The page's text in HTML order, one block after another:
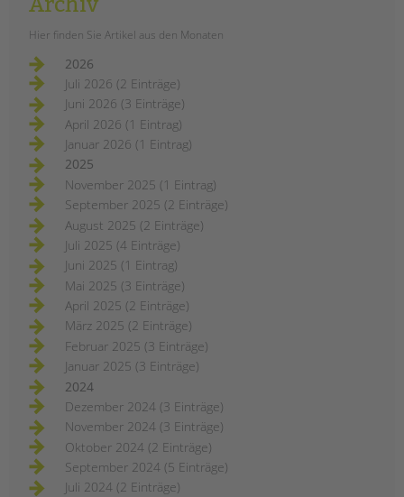
Hier finden Sie Artikel aus den Monaten
2026
Juli 2026 (2 Einträge)
Juni 2026 (3 Einträge)
April 2026 (1 Eintrag)
Januar 2026 (1 Eintrag)
2025
November 2025 (1 Eintrag)
September 2025 (2 Einträge)
August 2025 (2 Einträge)
Juli 2025 (4 Einträge)
Juni 2025 (1 Eintrag)
Mai 2025 (3 Einträge)
April 2025 (2 Einträge)
März 2025 (2 Einträge)
Februar 2025 (3 Einträge)
Januar 2025 (3 Einträge)
2024
Dezember 2024 (3 Einträge)
November 2024 (3 Einträge)
Oktober 2024 (2 Einträge)
September 2024 (5 Einträge)
Juli 2024 (2 Einträge)